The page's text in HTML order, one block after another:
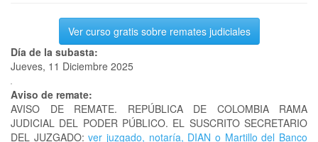
Ver curso gratis sobre remates judiciales
Día de la subasta:
Jueves, 11 Diciembre 2025
Aviso de remate:
AVISO DE REMATE. REPÚBLICA DE COLOMBIA RAMA
JUDICIAL DEL PODER PÚBLICO. EL SUSCRITO SECRETARIO
DEL JUZGADO: ver juzgado, notaría, DIAN o Martillo del Banco